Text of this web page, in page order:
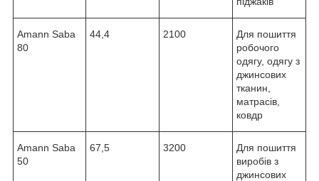
Amann Saba
80
44,4 2100
Для пошиття
робочого
одягу, одягу з
джинсових
тканин,
матрасів,
ковдр
Amann Saba
50
67,5 3200
Для пошиття
виробів з
джинсових